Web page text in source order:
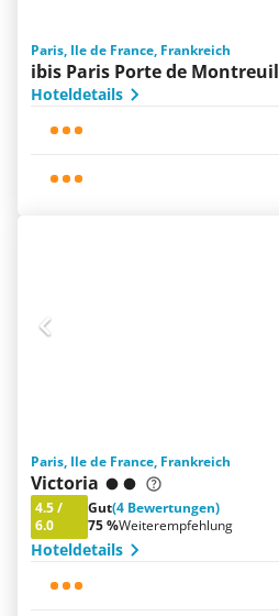
Paris, Ile de France, Frankreich
ibis Paris Porte de Montreuil
Hoteldetails
Paris, Ile de France, Frankreich
Victoria
4.5/
6.0
Gut(4 Bewertungen)
75 %Weiterempfehlung
Hoteldetails